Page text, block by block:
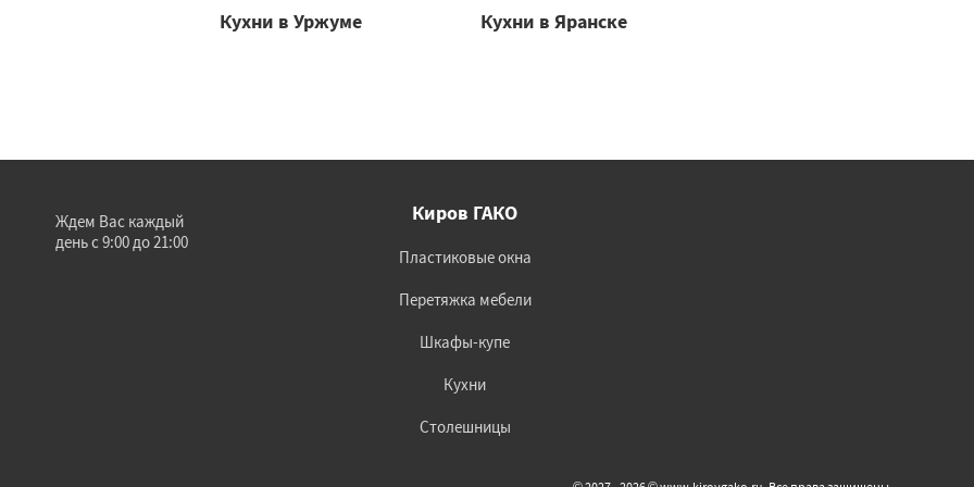
Кухни в Уржуме Кухни в Яранске
Ждем Вас каждый
день с 9:00 до 21:00
Киров ГАКО
Пластиковые окна
Перетяжка мебели
Шкафы-купе
Кухни
Столешницы